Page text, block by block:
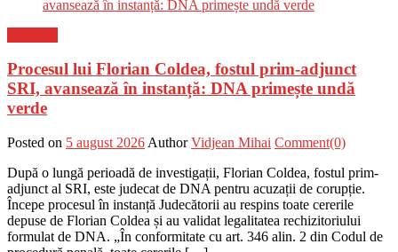
Procesul lui Florian Coldea, fostul prim-adjunct
SRI, avansează în instanță: DNA primește undă
verde
Posted on 5 august 2026 Author Vidjean Mihai Comment(0)
După o lungă perioadă de investigații, Florian Coldea, fostul prim-
adjunct al SRI, este judecat de DNA pentru acuzații de corupție.
Începe procesul în instanță Judecătorii au respins toate cererile
depuse de Florian Coldea și au validat legalitatea rechizitoriului
formulat de DNA. „În conformitate cu art. 346 alin. 2 din Codul de